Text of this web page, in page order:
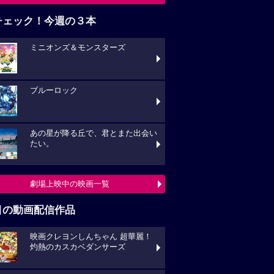
ェック！今週の３本
ミニオンズ＆モンスターズ
ブルーロック
あの星が降る丘で、君とまた出会い
たい。
劇場上映中の映画一覧
の動画配信作品
映画クレヨンしんちゃん 超華麗！
灼熱のカスカベダンサーズ